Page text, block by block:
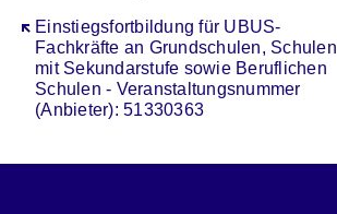
Einstiegsfortbildung für UBUS-
Fachkräfte an Grundschulen, Schulen
mit Sekundarstufe sowie Beruflichen
Schulen - Veranstaltungsnummer
(Anbieter): 51330363
Öffnet sich in einem neuen Fenster